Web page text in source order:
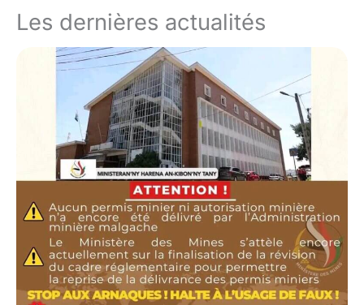
Les dernières actualités